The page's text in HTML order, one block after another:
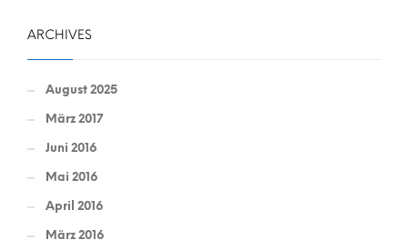
ARCHIVES
August 2025
März 2017
Juni 2016
Mai 2016
April 2016
März 2016